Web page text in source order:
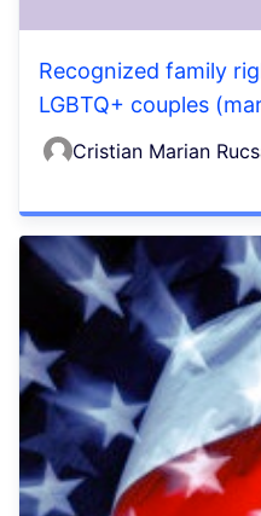
Recognized family
LGBTQ+ couples
Cristian Marian